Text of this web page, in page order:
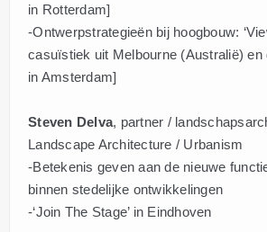
in Rotterdam]
-Ontwerpstrategieën bij hoogbouw:
casuïstiek uit Melbourne (Australië) en
in Amsterdam]
Steven Delva, partner /
Landscape Architecture / Urbanism
-Betekenis geven aan de nieuwe
binnen stedelijke ontwikkelingen
-‘Join The Stage’ in Eindhoven